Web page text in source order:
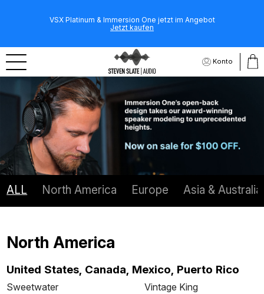
VSX Platinum & Immersion One jetzt im Angebot
Jetzt kaufen
Konto
ALL North America Europe Asia & Australia
North America
United States, Canada, Mexico, Puerto Rico
Sweetwater
Vintage King